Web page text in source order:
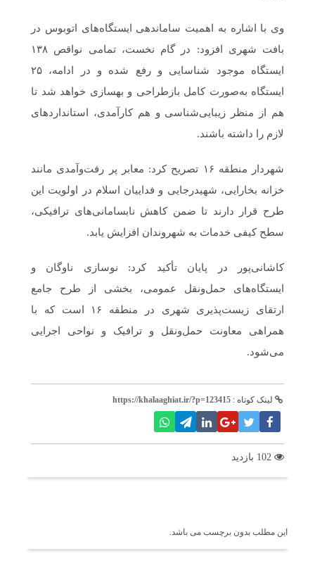
وی با اشاره به اهمیت ساماندهی ایستگاه‌های اتوبوس در
بافت شهری افزود: در گام نخست، تمامی نواقص ۱۳۸
ایستگاه موجود شناسایی و رفع شده و در ادامه، ۲۵
ایستگاه به‌صورت کامل بازطراحی و بهسازی خواهد شد تا
هم از منظر زیبایی‌شناسی و هم کارآمدی، استانداردهای
لازم را داشته باشند.
شهردار منطقه ۱۶ تصریح کرد: معابر پر رفت‌وآمدی مانند
خزانه بخارایی، شهیدرجایی و فداییان اسلام در اولویت این
طرح قرار دارند تا ضمن کاهش نابسامانی‌های ترافیکی،
سطح کیفی خدمات به شهروندان افزایش یابد.
کاشانی‌پور در پایان تأکید کرد: نوسازی ناوگان و
ایستگاه‌های حمل‌ونقل عمومی، بخشی از طرح جامع
ارتقای زیست‌پذیری شهری در منطقه ۱۶ است که با
همراهی معاونت حمل‌ونقل و ترافیک و نواحی اجرایی
می‌شود.
لینک کوتاه : https://khalaaghiat.ir/?p=123415
این مطلب بدون برچسب می باشد.